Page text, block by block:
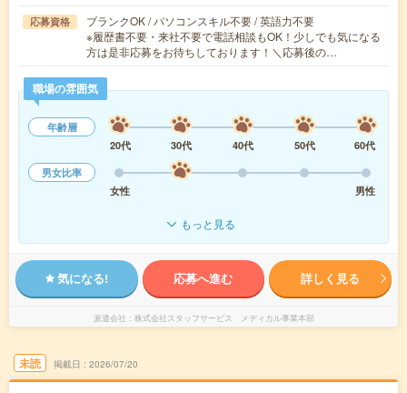
応募資格
ブランクOK / パソコンスキル不要 / 英語力不要
※履歴書不要・来社不要で電話相談もOK！少しでも気になる
方は是非応募をお待ちしております！＼応募後の…
職場の雰囲気
年齢層
20代
30代 40代 50代
60代
男女比率
女性
男性
もっと見る
気になる! 応募へ進む 詳しく見る
派遣会社 株式会社スタッフサービス メディカル事業本部
未読 掲載日 2026/07/20